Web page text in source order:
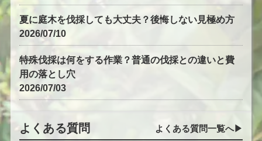
夏に庭木を伐採しても大丈夫？後悔しない見極め方
2026/07/10
特殊伐採は何をする作業？普通の伐採との違いと費
用の落とし穴
2026/07/03
よくある質問 よくある質問一覧へ▶︎